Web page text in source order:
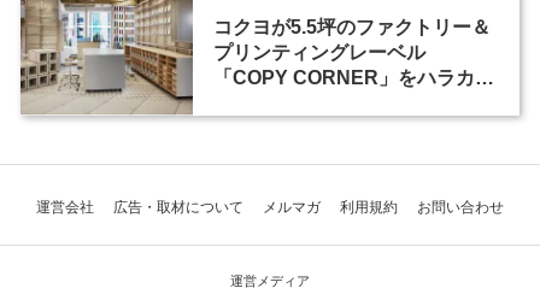
コクヨが5.5坪のファクトリー＆
プリンティングレーベル
「COPY CORNER」をハラカド
運営会社 広告・取材について メルマガ 利用規約 お問い合わせ
運営メディア